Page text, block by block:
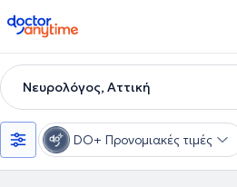
doctoranytime
Νευρολόγος, Αττική
DO+ Προνομιακές τιμές